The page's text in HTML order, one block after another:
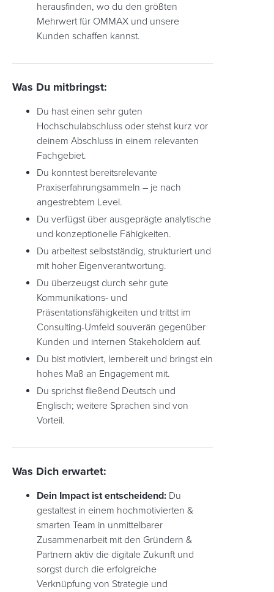
herausfinden, wo du den größten
Mehrwert für OMMAX und unsere
Kunden schaffen kannst.
Was Du mitbringst:
Du hast einen sehr guten
Hochschulabschluss oder stehst kurz vor
deinem Abschluss in einem relevanten
Fachgebiet.
Du konntest bereitsrelevante
Praxiserfahrungsammeln – je nach
angestrebtem Level.
Du verfügst über ausgeprägte analytische
und konzeptionelle Fähigkeiten.
Du arbeitest selbstständig, strukturiert und
mit hoher Eigenverantwortung.
Du überzeugst durch sehr gute
Kommunikations- und
Präsentationsfähigkeiten und trittst im
Consulting-Umfeld souverän gegenüber
Kunden und internen Stakeholdern auf.
Du bist motiviert, lernbereit und bringst ein
hohes Maß an Engagement mit.
Du sprichst fließend Deutsch und
Englisch; weitere Sprachen sind von
Vorteil.
Was Dich erwartet:
Dein Impact ist entscheidend: Du
gestaltest in einem hochmotivierten &
smarten Team in unmittelbarer
Zusammenarbeit mit den Gründern &
Partnern aktiv die digitale Zukunft und
sorgst durch die erfolgreiche
Verknüpfung von Strategie und